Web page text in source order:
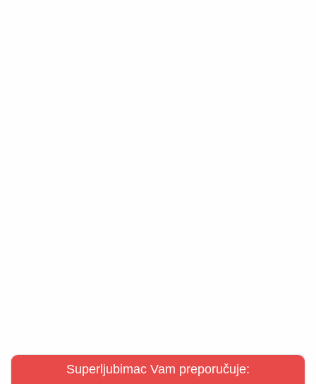
Superljubimac Vam preporučuje: